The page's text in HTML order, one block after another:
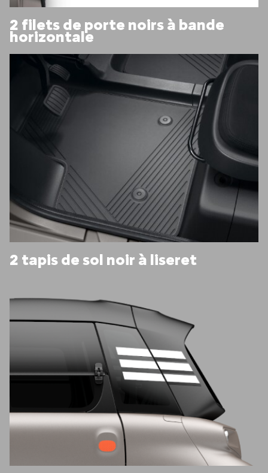
2 filets de porte noirs à bande
horizontale
2 tapis de sol noir à liseret